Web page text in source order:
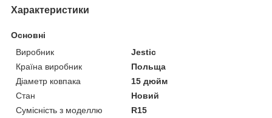
Характеристики
Основні
Виробник
Jestic
Країна виробник
Польща
Діаметр ковпака
15 дюйм
Стан
Новий
Сумісність з моделлю
R15